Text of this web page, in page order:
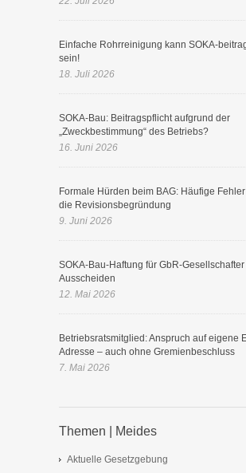
Einfache Rohrreinigung kann SOKA-
sein!
18. Juli 2026
SOKA-Bau: Beitragspflicht aufgrund der
„Zweckbestimmung“ des Betriebs?
16. Juni 2026
Formale Hürden beim BAG: Häufige
die Revisionsbegründung
9. Juni 2026
SOKA-Bau-Haftung für GbR-
Ausscheiden
12. Mai 2026
Betriebsratsmitglied: Anspruch auf eigene
Adresse – auch ohne Gremienbeschluss
7. Mai 2026
Themen | Meides
Aktuelle Gesetzgebung